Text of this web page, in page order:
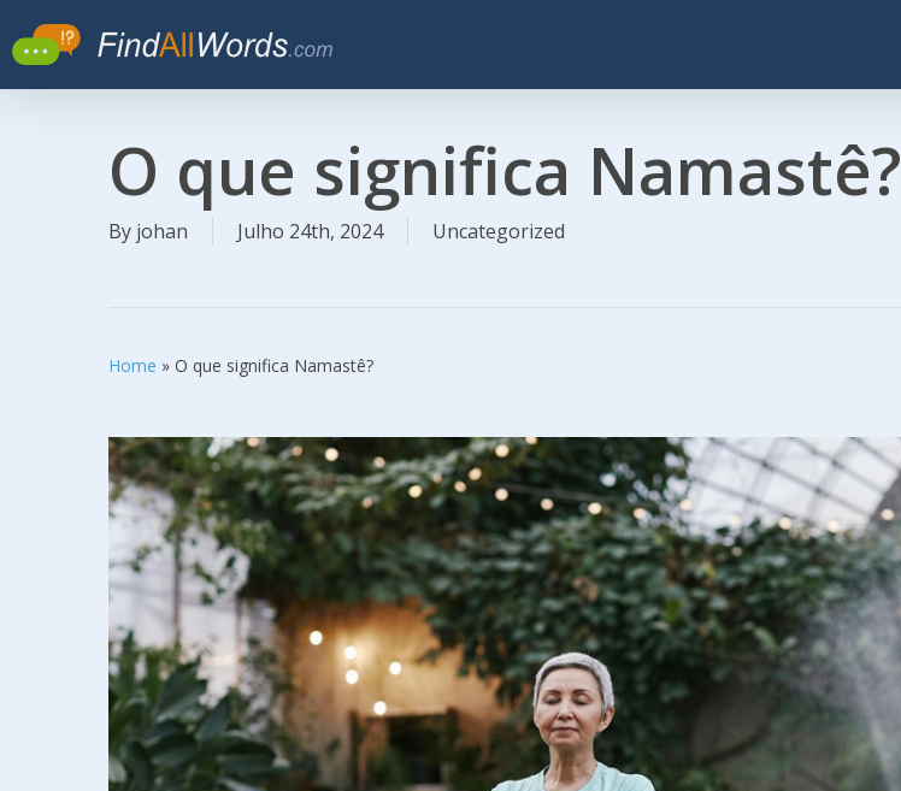
to
O que significa Namastê?
By johan Julho 24th, 2024 Uncategorized
Home » O que significa Namastê?